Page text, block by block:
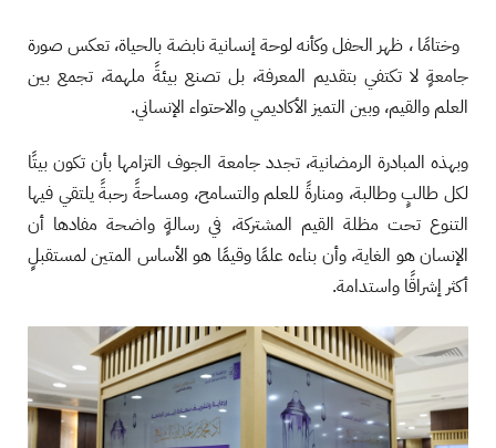
وختامًا ، ظهر الحفل وكأنه لوحة إنسانية نابضة بالحياة، تعكس صورة
جامعةٍ لا تكتفي بتقديم المعرفة، بل تصنع بيئةً ملهمة، تجمع بين
العلم والقيم، وبين التميز الأكاديمي والاحتواء الإنساني.
وبهذه المبادرة الرمضانية، تجدد جامعة الجوف التزامها بأن تكون بيتًا
لكل طالبٍ وطالبة، ومنارةً للعلم والتسامح، ومساحةً رحبةً يلتقي فيها
التنوع تحت مظلة القيم المشتركة، في رسالةٍ واضحة مفادها أن
الإنسان هو الغاية، وأن بناءه علمًا وقيمًا هو الأساس المتين لمستقبلٍ
أكثر إشراقًا واستدامة.